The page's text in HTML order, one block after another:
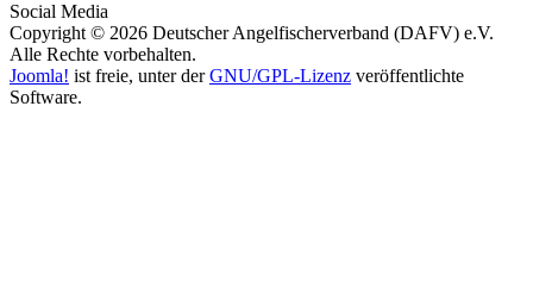
Social Media
Copyright © 2026 Deutscher Angelfischerverband (DAFV) e.V.
Alle Rechte vorbehalten.
Joomla! ist freie, unter derGNU/GPL-Lizenz veröffentlichte
Software.